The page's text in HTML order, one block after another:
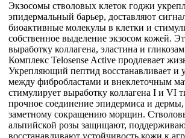
Экзосомы стволовых клеток годжи
эпидермальный барьер, доставляют
биоактивные молекулы в клетки и
собственное выделение экзосом кожей.
выработку коллагена, эластина и
Комплекс Telosense Active продлевает
Укрепляющий пептид восстанавливает и
между фибробластами и внеклеточным
стимулирует выработку коллагена I и VI
прочное соединение эпидермиса и
заметному сокращению морщин.
альпийской розы защищают,